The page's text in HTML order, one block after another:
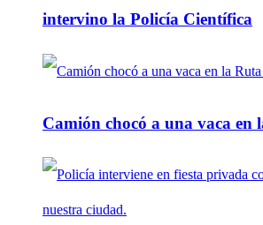
intervino la Policía Científica
Camión chocó a una vaca en